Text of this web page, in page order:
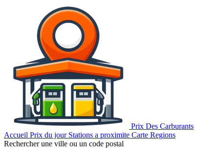
Prix Des Carburants
Accueil Prix du jour Stations a proximite Carte Regions
Rechercher une ville ou un code postal